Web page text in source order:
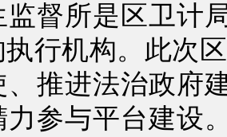
所是区卫计局
行机构。此次
、推进法治政府
力参与平台建设